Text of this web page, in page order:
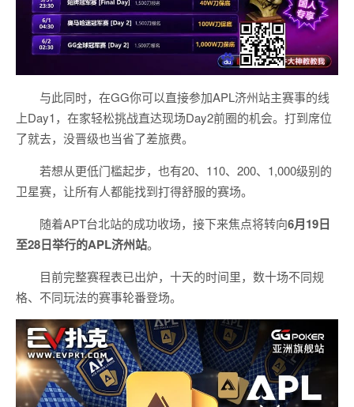
与此同时，在GG你可以直接参加APL济州站主赛事的线
上Day1，在家轻松挑战直达现场Day2前圈的机会。打到席位
了就去，没晋级也当省了差旅费。
若想从更低门槛起步，也有20、110、200、1,000级别的
卫星赛，让所有人都能找到打得舒服的赛场。
随着APT台北站的成功收场，接下来焦点将转向6月19日
至28日举行的APL济州站。
目前完整赛程表已出炉，十天的时间里，数十场不同规
格、不同玩法的赛事轮番登场。